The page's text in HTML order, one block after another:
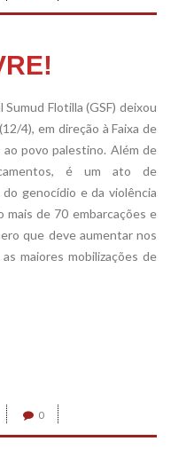
Sumud Flotilla (GSF) deixou
4), em direção à Faixa de
ao povo palestino. Além de
é um ato de
genocídio e da violência
mais de 70 embarcações e
que deve aumentar nos
maiores mobilizações de
0